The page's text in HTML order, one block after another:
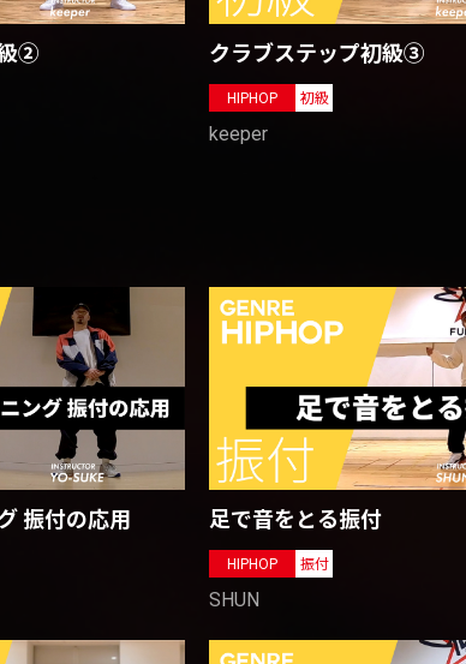
② クラブステップ初級③
HIPHOP 初級
keeper
振付の応用 足で音をとる振付
HIPHOP 振付
SHUN